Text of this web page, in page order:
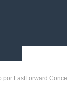
FastForward